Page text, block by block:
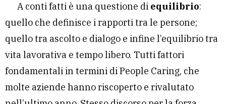
A conti fatti è una questione di equilibrio:
quello che definisce i rapporti tra le persone;
quello tra ascolto e dialogo e infine l’equilibrio tra
vita lavorativa e tempo libero. Tutti fattori
fondamentali in termini di People Caring, che
molte aziende hanno riscoperto e rivalutato